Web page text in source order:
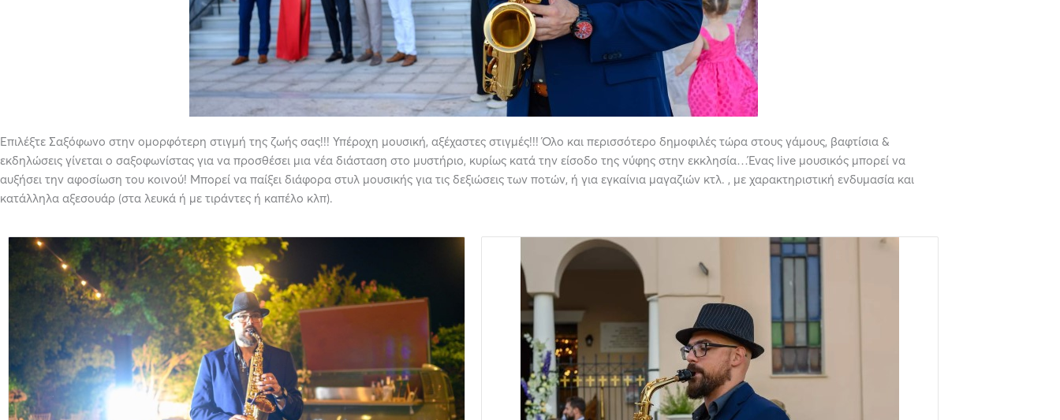
Επιλέξτε Σαξόφωνο στην ομορφότερη στιγμή της ζωής σας!!! Υπέροχη μουσική, αξέχαστες στιγμές!!! Όλο και περισσότερο δημοφιλές τώρα στους γάμους, βαφτίσια &
εκδηλώσεις γίνεται ο σαξοφωνίστας για να προσθέσει μια νέα διάσταση στο μυστήριο, κυρίως κατά την είσοδο της νύφης στην εκκλησία…Ένας live μουσικός μπορεί να
αυξήσει την αφοσίωση του κοινού! Μπορεί να παίξει διάφορα στυλ μουσικής για τις δεξιώσεις των ποτών, ή για εγκαίνια μαγαζιών κτλ. , με χαρακτηριστική ενδυμασία και
κατάλληλα αξεσουάρ (στα λευκά ή με τιράντες ή καπέλο κλπ).